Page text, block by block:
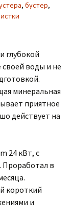
, бустер,
глубокой
воды и не
минеральная
приятное
действует на
24 кВт, с
Проработал в
короткий
и